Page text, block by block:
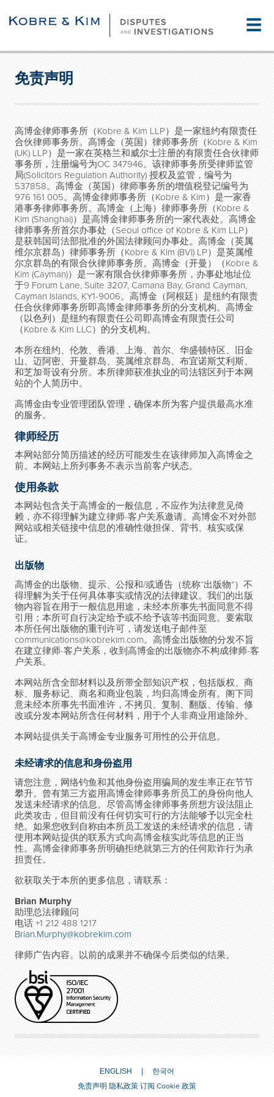
☰
免责声明
高博金律师事务所（Kobre & Kim LLP）是一家纽约有限责任
合伙律师事务所。高博金（英国）律师事务所（Kobre & Kim
(UK) LLP）是一家在英格兰和威尔士注册的有限责任合伙律师
事务所，注册编号为OC 347946。该律师事务所受律师监管
局(Solicitors Regulation Authority) 授权及监管，编号为
537858。高博金（英国）律师事务所的增值税登记编号为
976 161 005。高博金律师事务所（Kobre & Kim）是一家香
港事务律师事务所。高博金（上海）律师事务所（Kobre &
Kim (Shanghai)）是高博金律师事务所的一家代表处。高博金
律师事务所首尔办事处（Seoul office of Kobre & Kim LLP）
是获韩国司法部批准的外国法律顾问办事处。高博金（英属
维尔京群岛）律师事务所（Kobre & Kim (BVI) LP）是英属维
尔京群岛的有限合伙律师事务所。高博金（开曼）（Kobre &
Kim (Cayman)）是一家有限合伙律师事务所，办事处地址位
于9 Forum Lane, Suite 3207, Camana Bay, Grand Cayman,
Cayman Islands, KY1-9006。高博金（阿根廷）是纽约有限责
任合伙律师事务所即高博金律师事务所的分支机构。高博金
（以色列）是纽约有限责任公司即高博金有限责任公司
（Kobre & Kim LLC）的分支机构。
本所在纽约、伦敦、香港、上海、首尔、华盛顿特区、旧金
山、迈阿密、开曼群岛、英属维京群岛、布宜诺斯艾利斯、
和芝加哥设有分所。本所律师获准执业的司法辖区列于本网
站的个人简历中。
高博金由专业管理团队管理，确保本所为客户提供最高水准
的服务。
律师经历
本网站部分简历描述的经历可能发生在该律师加入高博金之
前。本网站上所列事务不表示当前客户状态。
使用条款
本网站包含关于高博金的一般信息，不应作为法律意见倚
赖，亦不得理解为建立律师-客户关系邀请。高博金不对外部
网站或相关链接中信息的准确性做担保、背书、核实或保
证。
出版物
高博金的出版物、提示、公报和/或通告（统称“出版物”）不
得理解为关于任何具体事实或情况的法律建议。我们的出版
物内容旨在用于一般信息用途，未经本所事先书面同意不得
引用；本所可自行决定给予或不给予该等书面同意。要索取
本所任何出版物的重刊许可，请发送电子邮件至
communications@kobrekim.com。高博金出版物的分发不旨
在建立律师-客户关系，收到高博金的出版物亦不构成律师-客
户关系。
本网站所含全部材料以及所带全部知识产权，包括版权、商
标、服务标记、商名和商业包装，均归高博金所有。阁下同
意未经本所事先书面准许，不拷贝、复制、翻版、传输、修
改或分发本网站所含任何材料，用于个人非商业用途除外。
本网站提供关于高博金专业服务可用性的公开信息。
未经请求的信息和身份盗用
请您注意，网络钓鱼和其他身份盗用骗局的发生率正在节节
攀升。曾有第三方盗用高博金律师事务所员工的身份向他人
发送未经请求的信息。尽管高博金律师事务所想方设法阻止
此类攻击，但目前没有任何切实可行的方法能够予以完全杜
绝。如果您收到自称由本所员工发送的未经请求的信息，请
使用本网站提供的联系方式向高博金核实此等信息的正当
性。高博金律师事务所明确拒绝就第三方的任何欺诈行为承
担责任。
欲获取关于本所的更多信息，请联系：
Brian Murphy
助理总法律顾问
电话 +1 212 488 1217
Brian.Murphy@kobrekim.com
律师广告内容。以前的成果并不确保今后类似的结果。
ENGLISH
한국어
免责声明 隐私政策 订阅 Cookie 政策